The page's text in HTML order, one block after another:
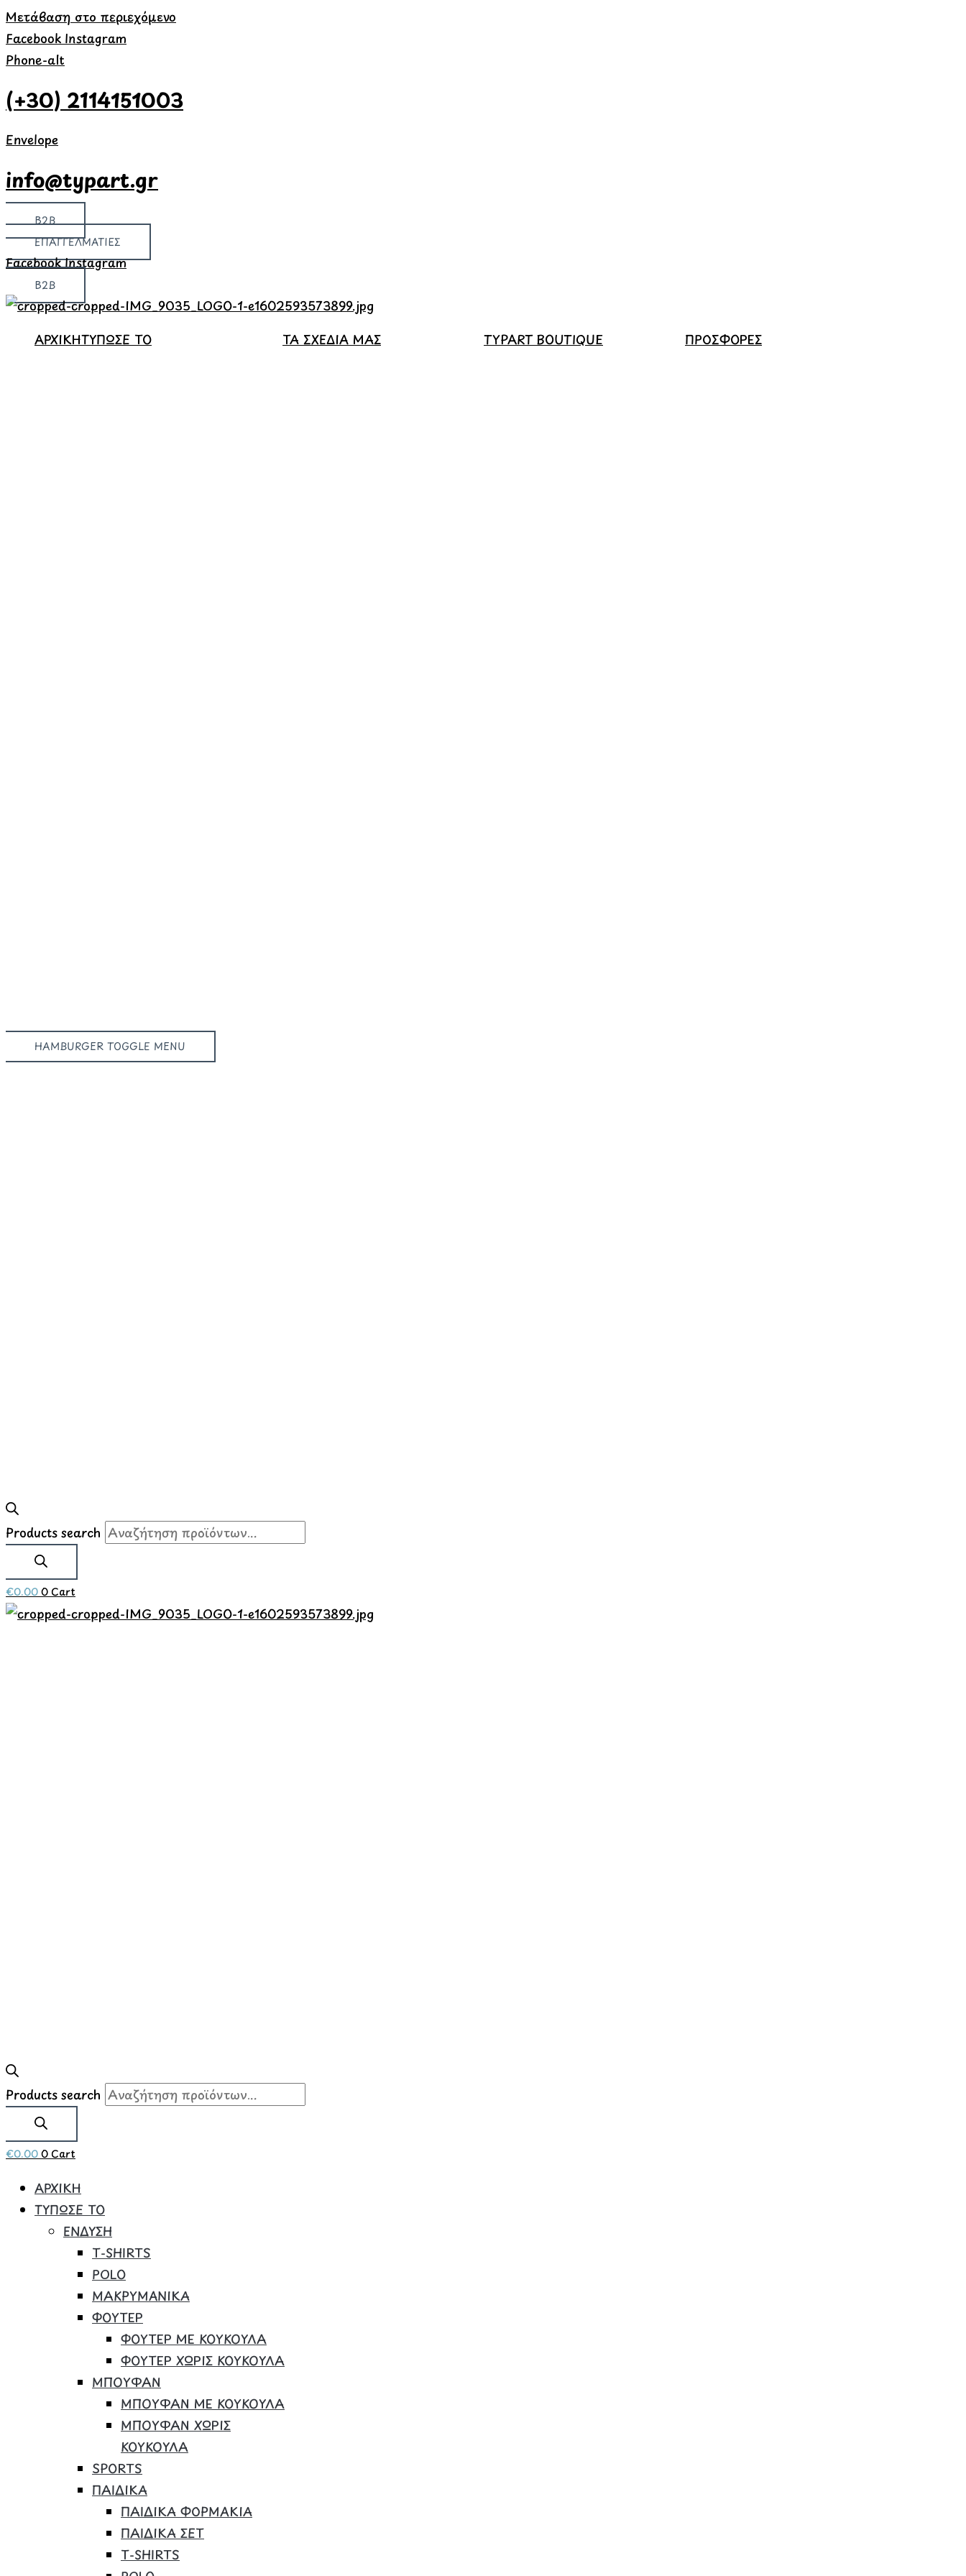
Μετάβαση στο περιεχόμενο
Facebook Instagram
Phone-alt
(+30) 2114151003
Envelope
info@typart.gr
B2B
ΕΠΑΓΓΕΛΜΑΤΙΕΣ
FacebookInstagram
B2B
ΑΡΧΙΚΗΤΥΠΩΣΕ ΤΟ ΤΑ ΣΧΕΔΙΑ ΜΑΣ TYPART BOUTIQUE ΠΡΟΣΦΟΡΕΣ
HAMBURGER TOGGLE MENU
Products search
€0.000 Cart
Products search
€0.000 Cart
ΑΡΧΙΚΗ
ΤΥΠΩΣΕ ΤΟ
ΕΝΔΥΣΗ
Τ-SHIRTS
POLO
ΜΑΚΡΥΜΑΝΙΚΑ
ΦΟΥΤΕΡ
ΦΟΥΤΕΡ ΜΕ ΚΟΥΚΟΥΛΑ
ΦΟΥΤΕΡ ΧΩΡΙΣ ΚΟΥΚΟΥΛΑ
ΜΠΟΥΦΑΝ
ΜΠΟΥΦΑΝ ΜΕ ΚΟΥΚΟΥΛΑ
ΜΠΟΥΦΑΝ ΧΩΡΙΣ
ΚΟΥΚΟΥΛΑ
SPORTS
ΠΑΙΔΙΚΑ
ΠΑΙΔΙΚΑ ΦΟΡΜΑΚΙΑ
ΠΑΙΔΙΚΑ ΣΕΤ
Τ-SHIRTS